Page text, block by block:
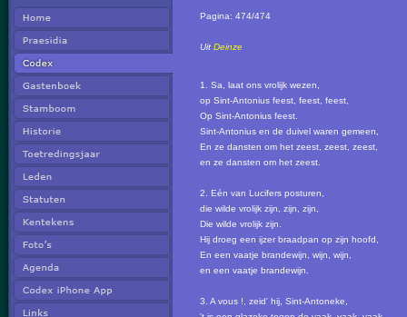
Pagina: 474/474
Uit Deinze
1. Sa, laat ons vrolijk wezen,
op Sint-Antonius feest, feest, feest,
Op Sint-Antonius feest.
Sint-Antonius en de duivel waren gemeen,
En ze dansten om het zeest, zeest, zeest,
en ze dansten om het zeest.
2. Eén van Lucifers posturen,
die wilde vrolijk zijn, zijn, zijn,
Die wilde vrolijk zijn.
Hij droeg een ijzer braadpan op zijn hoofd,
En een vaatje brandewijn, wijn, wijn,
en een vaatje brandewijn.
3. A vous !, zeid' hij, Sint-Antoneke,